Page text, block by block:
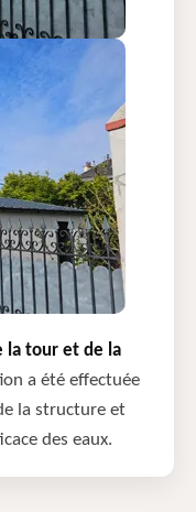
la tour et de la
a été effectuée
la structure et
des eaux.